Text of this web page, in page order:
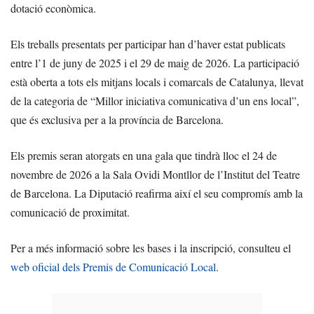
dotació econòmica.
Els treballs presentats per participar han d’haver estat publicats
entre l’1 de juny de 2025 i el 29 de maig de 2026. La participació
està oberta a tots els mitjans locals i comarcals de Catalunya, llevat
de la categoria de “Millor iniciativa comunicativa d’un ens local”,
que és exclusiva per a la província de Barcelona.
Els premis seran atorgats en una gala que tindrà lloc el 24 de
novembre de 2026 a la Sala Ovidi Montllor de l’Institut del Teatre
de Barcelona. La Diputació reafirma així el seu compromís amb la
comunicació de proximitat.
Per a més informació sobre les bases i la inscripció, consulteu el
web oficial dels Premis de Comunicació Local.